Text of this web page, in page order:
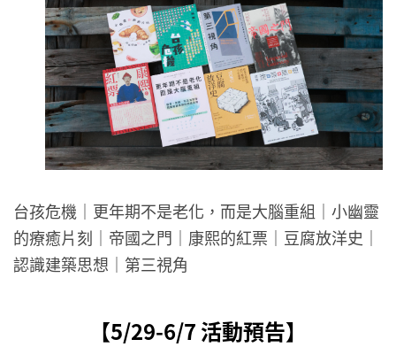
台孩危機｜更年期不是老化，而是大腦重組｜小幽靈
的療癒片刻｜帝國之門｜康熙的紅票｜豆腐放洋史｜
認識建築思想｜第三視角
【5/29-6/7 活動預告】